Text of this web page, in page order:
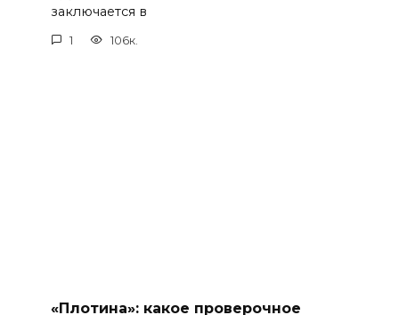
заключается в
1 106к.
«Плотина»: какое проверочное